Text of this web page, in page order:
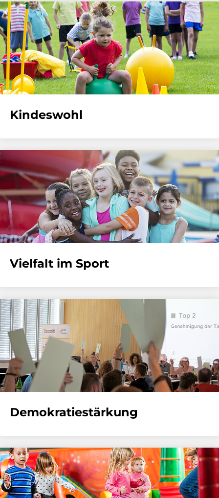
Kindeswohl
Vielfalt im Sport
Demokratiestärkung